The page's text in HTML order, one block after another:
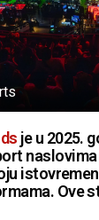
je u 2025.
Ove